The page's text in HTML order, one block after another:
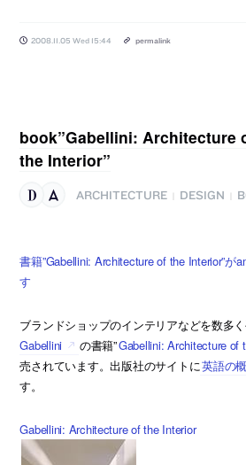
2008.11.05 Wed 15:44 permalink
book”Gabellini: Architecture
the Interior”
ARCHITECTURE DESIGN
書籍”Gabellini: Architecture of the Interior”が
す
ブランドショップのインテリアなどを数多
Gabellini
の書籍”Gabellini: Architecture of
売されています。出版社のサイトに英語の
す。
Gabellini: Architecture of the Interior